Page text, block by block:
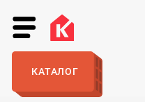
КАТАЛОГ